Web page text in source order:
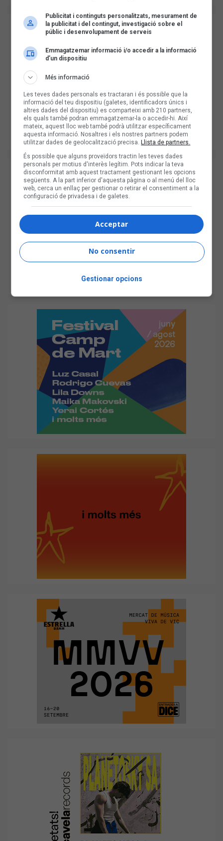
Publicitat i continguts personalitzats, mesurament de
la publicitat i del contingut, investigació sobre el
públic i desenvolupament de serveis
Emmagatzemar informació i/o accedir a la informació
d’un dispositiu
Més informació
Les teves dades personals es tractaran i és possible que la
informació del teu dispositiu (galetes, identificadors únics i
altres dades del dispositiu) es comparteixi amb 210 partners,
els quals també podran emmagatzemar-la o accedir-hi. Així
mateix, aquest lloc web també podrà utilitzar específicament
aquesta informació. Nosaltres i els nostres partners podem
utilitzar dades de geolocalització precisa. Llista de partners.
És possible que alguns proveïdors tractin les teves dades
personals per motius d'interès legítim. Pots indicar la teva
disconformitat amb aquest tractament gestionant les opcions
següents. A la part inferior d'aquesta pàgina o al menú del lloc
web, cerca un enllaç per gestionar o retirar el consentiment a la
configuració de privadesa i de galetes.
Acceptar
No consentir
Gestionar opcions